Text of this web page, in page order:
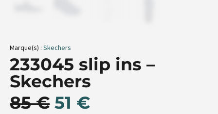
Marque(s) : Skechers
233045 slip ins –
Skechers
85€ 51 €